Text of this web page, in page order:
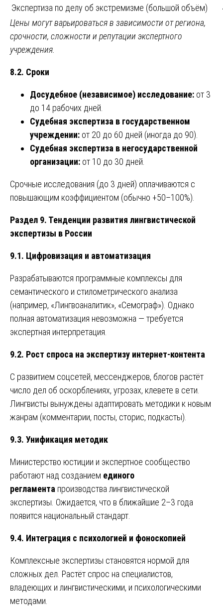
Экспертиза по делу об экстремизме (большой объём)
Цены могут варьироваться в зависимости от региона,
срочности, сложности и репутации экспертного
учреждения.
8.2. Сроки
Досудебное (независимое) исследование: от 3
до 14 рабочих дней.
Судебная экспертиза в государственном
учреждении: от 20 до 60 дней (иногда до 90).
Судебная экспертиза в негосударственной
организации: от 10 до 30 дней.
Срочные исследования (до 3 дней) оплачиваются с
повышающим коэффициентом (обычно +50–100%).
Раздел 9. Тенденции развития лингвистической
экспертизы в России
9.1. Цифровизация и автоматизация
Разрабатываются программные комплексы для
семантического и стилометрического анализа
(например, «Лингвоаналитик», «Семограф»). Однако
полная автоматизация невозможна — требуется
экспертная интерпретация.
9.2. Рост спроса на экспертизу интернет-контента
С развитием соцсетей, мессенджеров, блогов растёт
число дел об оскорблениях, угрозах, клевете в сети.
Лингвисты вынуждены адаптировать методики к новым
жанрам (комментарии, посты, сторис, подкасты).
9.3. Унификация методик
Министерство юстиции и экспертное сообщество
работают над созданием единого
регламента производства лингвистической
экспертизы. Ожидается, что в ближайшие 2–3 года
появится национальный стандарт.
9.4. Интеграция с психологией и фоноскопией
Комплексные экспертизы становятся нормой для
сложных дел. Растёт спрос на специалистов,
владеющих и лингвистическими, и психологическими
методами.